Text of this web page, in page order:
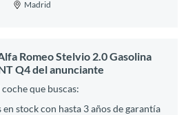
Madrid
Romeo Stelvio 2.0 Gasolina
Q4 del anunciante
que buscas:
stock con hasta 3 años de garantía